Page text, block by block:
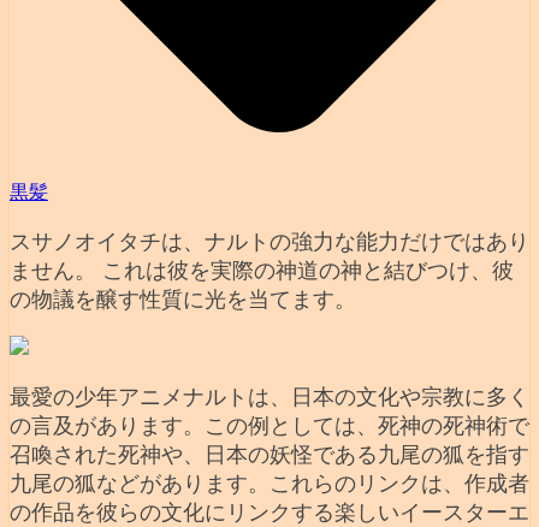
黒髪
スサノオイタチは、ナルトの強力な能力だけではあり
ません。 これは彼を実際の神道の神と結びつけ、彼
の物議を醸す性質に光を当てます。
最愛の少年アニメナルトは、日本の文化や宗教に多く
の言及があります。この例としては、死神の死神術で
召喚された死神や、日本の妖怪である九尾の狐を指す
九尾の狐などがあります。これらのリンクは、作成者
の作品を彼らの文化にリンクする楽しいイースターエ